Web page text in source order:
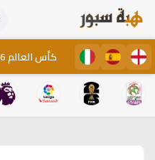
كأس العالم 2026